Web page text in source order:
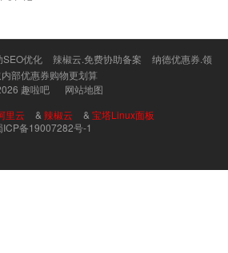
SEO优化 辣椒云.免费协助备案
纳德优惠券.领
部优惠券购物更划算
趣啦吧
网站地图
里云 & 辣椒云 & 宝塔Linux面板
ICP备19007282号-1